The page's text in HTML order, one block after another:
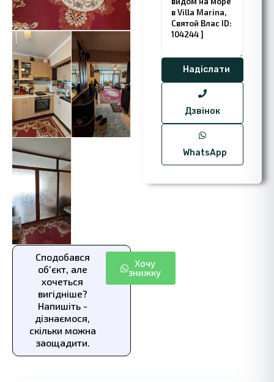
Сподобався
об'єкт, але
хочеться
вигідніше?
Напишіть -
дізнаємося,
скільки можна
заощадити.
Хочу
знижку
Дзвінок
WhatsApp